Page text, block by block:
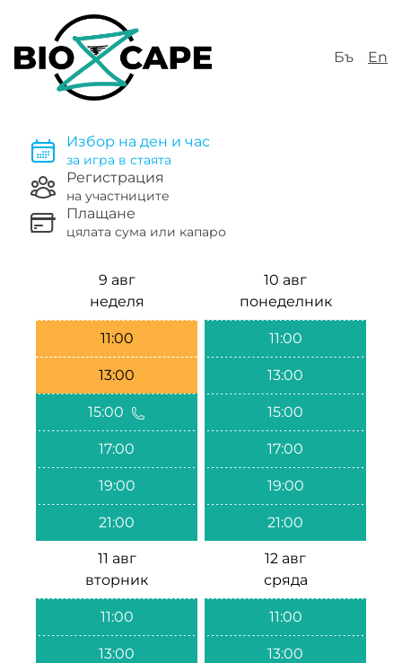
Бъ En
Избор на ден и час
за игра в стаята
Регистрация
на участниците
Плащане
цялата сума или капаро
9 авг
неделя
11:00
13:00
15:00
17:00
19:00
21:00
10 авг
понеделник
11:00
13:00
15:00
17:00
19:00
21:00
11 авг
вторник
11:00
13:00
12 авг
сряда
11:00
13:00